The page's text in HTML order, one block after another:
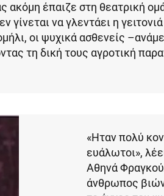
ακόμη έπαιζε στη θεατρική
να γλεντάει η
οι ψυχικά ασθενείς
τη δική τους αγροτική
«Ηταν πολύ
ευάλωτοι»,
Αθηνά
άνθρωπος